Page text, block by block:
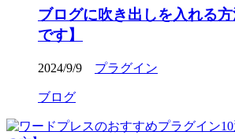
ブログに吹き出しを入れる
です】
2024/9/9 プラグイン
ブログ